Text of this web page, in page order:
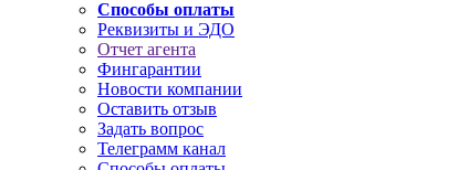
Способы оплаты
Реквизиты и ЭДО
Отчет агента
Фингарантии
Новости компании
Оставить отзыв
Задать вопрос
Телеграмм канал